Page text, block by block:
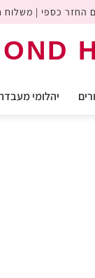
יהלומי